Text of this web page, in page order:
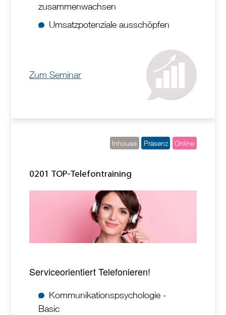
zusammenwachsen
Umsatzpotenziale ausschöpfen
Zum Seminar
Inhouse Präsenz Online
0201 TOP-Telefontraining
Serviceorientiert Telefonieren!
Kommunikationspsychologie -
Basic